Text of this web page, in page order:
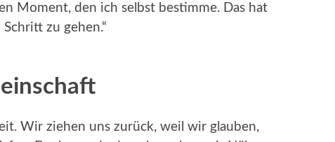
Moment, den ich selbst bestimme. Das hat
zu gehen.“
Wir ziehen uns zurück, weil wir glauben,